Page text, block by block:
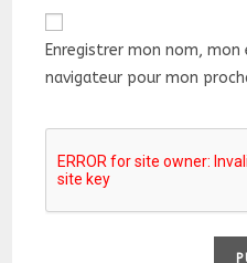
comment
de
votre
site
Enregistrer mon nom,
navigateur pour mon